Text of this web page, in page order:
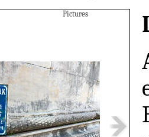
Pictures